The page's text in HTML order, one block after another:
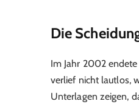
Die
Im Jahr 2002
verlief nicht lautlos,
Unterlagen zeigen,